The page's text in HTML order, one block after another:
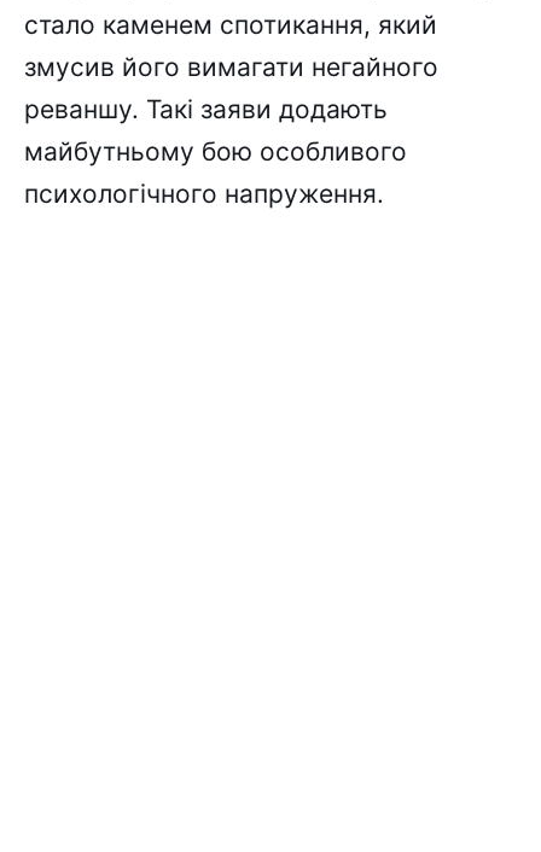
стало каменем спотикання, який
змусив його вимагати негайного
реваншу. Такі заяви додають
майбутньому бою особливого
психологічного напруження.